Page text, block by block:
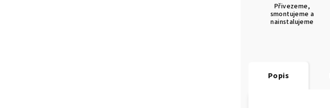
Přivezeme,
smontujeme a
nainstalujeme
Popis